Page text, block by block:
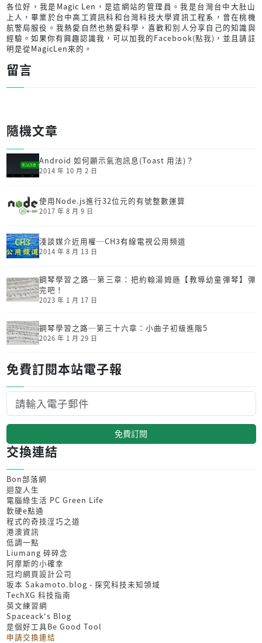
各位好，我是Magic Len，是這網站的管理員。我是台灣台中大肚山
上人，畢業於台中高工資訊科和台灣科技大學資訊工程系，曾在桃機
航警局服役。我熱愛自然也熱愛科學，喜歡和別人分享自己的知識與
經驗。如果你有興趣認識我，可以加我的Facebook(點我) ，並且請註
明是從MagicLen來的。
留言
隨機文章
Android 如何顯示氣泡訊息(Toast 用法)？
2014 年 10 月 2 日
使用Node.js進行32位元的有號整數運算
2017 年 8 月 9 日
淺談媒介近用權─CH3有線電視公用頻道
2014 年 8 月 13 日
鋼琴學習之路─第三章：把約翰湯姆遜【教導幼童彈琴】彈
完吧！
2023 年 1 月 17 日
鋼琴學習之路─第三十六章：小曲子初級進階5
2026 年 1 月 29 日
免費訂閱本站電子報
免費訂閱
交換連結
Bon部落網
迴旋人生
電腦綠生活 PC Green Life
軟硬e點通
程式的奇技淫巧之道
港澳資訊
低調一點
Liumang 碎碎念
阿摩斯的小確幸
冠均網頁設計公司
坂本 Sakamoto.blog - 探究科技未知領域
TechXG 科技指南
英文練習網
Spaceack's Blog
是個好工具Be Good Tool
申請交換連結